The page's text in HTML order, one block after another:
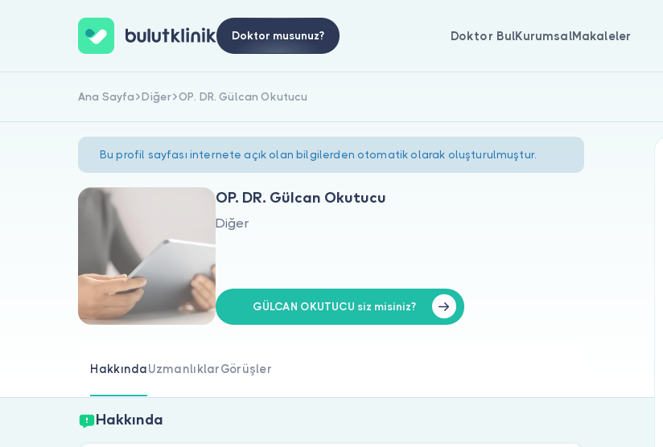
Doktor musunuz? Doktor BulKurumsalMakaleler
Ana Sayfa Diğer OP. DR. Gülcan Okutucu
Bu profil sayfası internete açık olan bilgilerden otomatik olarak oluşturulmuştur.
OP. DR. Gülcan Okutucu
Diğer
GÜLCAN OKUTUCU siz misiniz?
HakkındaUzmanlıklarGörüşler
Hakkında